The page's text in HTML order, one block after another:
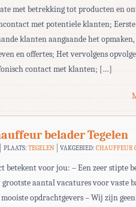
met betrekking tot producten en
met potentiele klanten;
klanten aangaande het
en offertes; Het vervolgens
contact met klanten; […]
belader Tegelen
PLAATS: TEGELEN VAKGEBIED:CHAUFFEUR
betekent voor jou: – Een zeer stipte
aantal vacatures voor vaste
opdrachtgevers – Wij zijn